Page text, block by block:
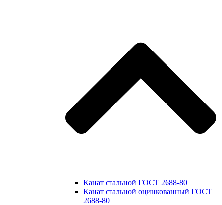
Канат стальной ГОСТ 2688-80
Канат стальной оцинкованный ГОСТ
2688-80